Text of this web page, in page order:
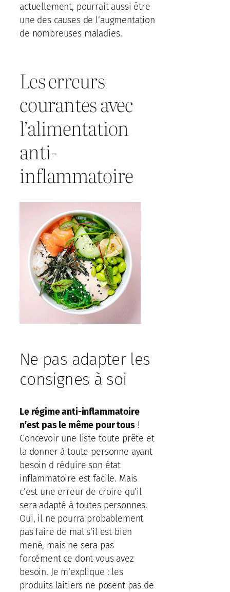
actuellement, pourrait aussi être
une des causes de l’augmentation
de nombreuses maladies.
Les erreurs
courantes avec
l’alimentation
anti-
inflammatoire
Ne pas adapter les
consignes à soi
Le régime anti-inflammatoire
n’est pas le même pour tous!
Concevoir une liste toute prête et
la donner à toute personne ayant
besoin d réduire son état
inflammatoire est facile. Mais
c’est une erreur de croire qu’il
sera adapté à toutes personnes.
Oui, il ne pourra probablement
pas faire de mal s’il est bien
mené, mais ne sera pas
forcément ce dont vous avez
besoin. Je m’explique : les
produits laitiers ne posent pas de